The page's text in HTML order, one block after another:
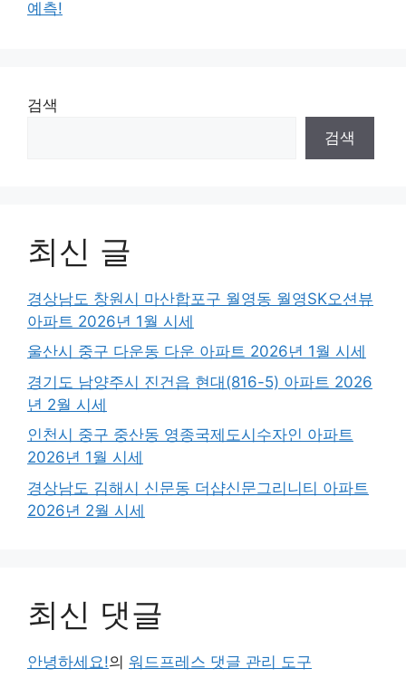
예측!
검색
검색
최신 글
경상남도 창원시 마산합포구 월영동 월영SK오션뷰
아파트 2026년 1월 시세
울산시 중구 다운동 다운 아파트 2026년 1월 시세
경기도 남양주시 진건읍 현대(816-5) 아파트 2026
년 2월 시세
인천시 중구 중산동 영종국제도시수자인 아파트
2026년 1월 시세
경상남도 김해시 신문동 더샵신문그리니티 아파트
2026년 2월 시세
최신 댓글
안녕하세요!의 워드프레스 댓글 관리 도구